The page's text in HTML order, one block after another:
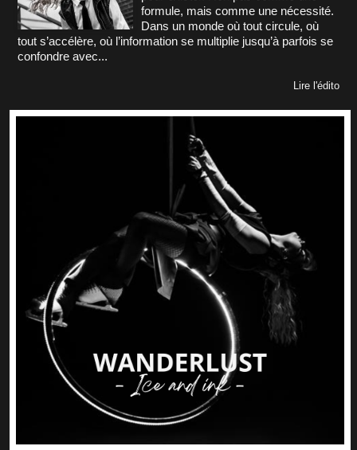
formule, mais comme une nécessité.
Dans un monde où tout circule, où
tout s’accélère, où l’information se multiplie jusqu’à parfois se
confondre avec...
Lire l'édito